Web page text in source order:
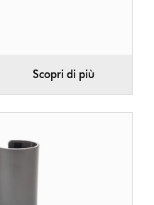
Scopri di più